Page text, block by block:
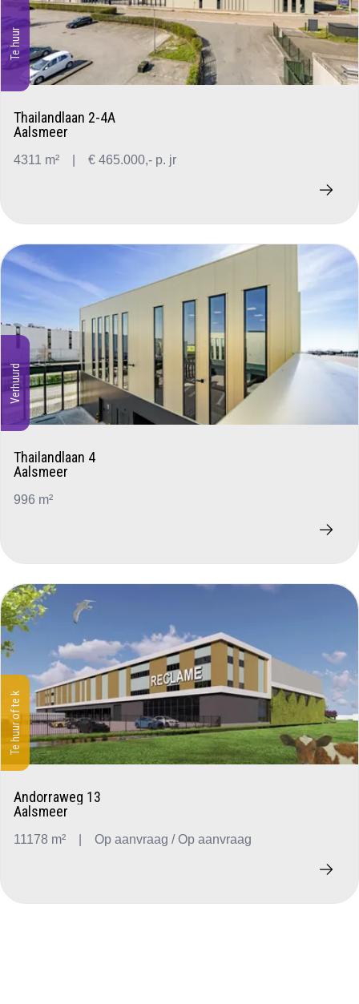
Te huur
Thailandlaan 2-4A
Aalsmeer
4311 m² € 465.000,- p. jr
Verhuurd
Thailandlaan 4
Aalsmeer
996 m²
Te huur of te koop
Andorraweg 13
Aalsmeer
11178 m² Op aanvraag / Op aanvraag